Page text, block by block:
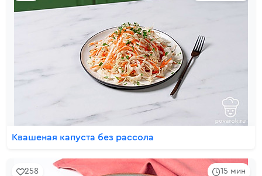
Квашеная капуста без рассола
15 мин
258